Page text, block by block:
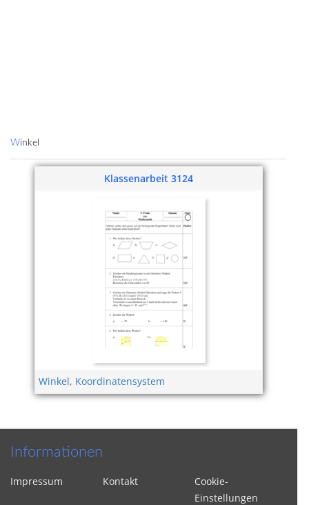
Winkel
Klassenarbeit 3124
Winkel, Koordinatensystem
Informationen
Impressum Kontakt
Cookie-
Einstellungen